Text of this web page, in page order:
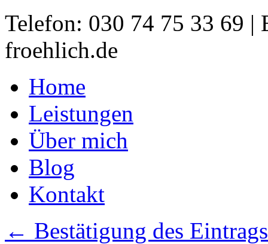
Telefon: 030 74 75 33 69 |
froehlich.de
Home
Leistungen
Über mich
Blog
Kontakt
← Bestätigung des Eintrags